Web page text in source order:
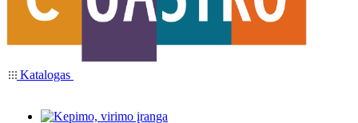
Katalogas